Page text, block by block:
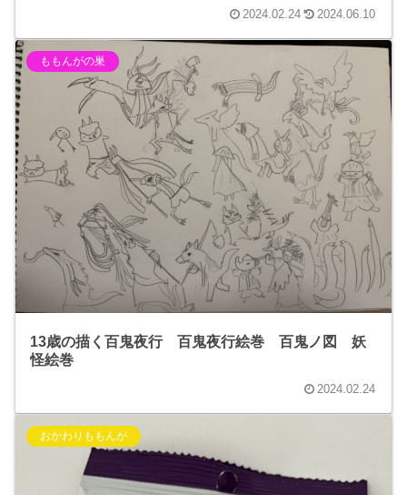
2024.02.24 2024.06.10
ももんがの巣
13歳の描く百鬼夜行 百鬼夜行絵巻 百鬼ノ図 妖
怪絵巻
2024.02.24
おかわりももんが